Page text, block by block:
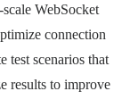
WebSocket
connection
test scenarios that
results to improve